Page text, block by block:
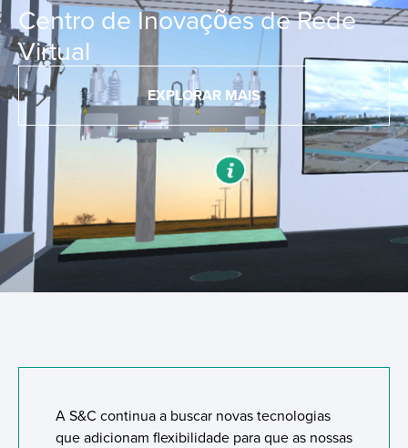
Centro de Inovações de Rede
Virtual
EXPLORAR MAIS
A S&C continua a buscar novas tecnologias
que adicionam flexibilidade para que as nossas